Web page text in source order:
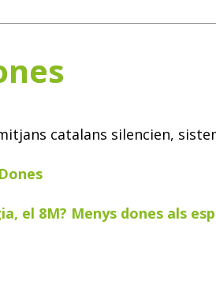
catalans silencien,
el 8M? Menys dones als